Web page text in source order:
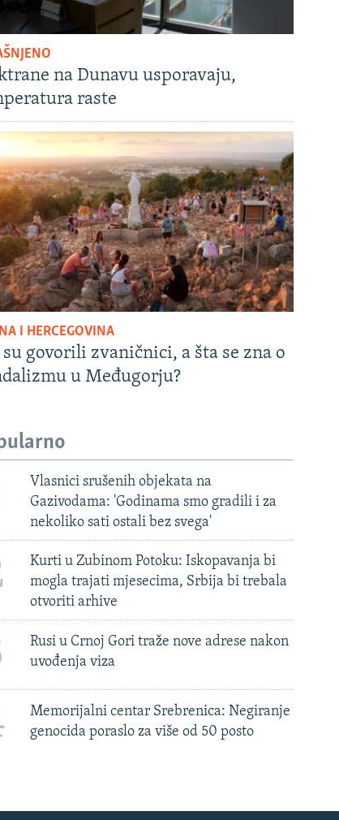
na Dunavu usporavaju,
raste
I HERCEGOVINA
su govorili zvaničnici, a šta se zna o
u Međugorju?
Vlasnici srušenih objekata na
Gazivodama: 'Godinama smo gradili i za
nekoliko sati ostali bez svega'
Kurti u Zubinom Potoku: Iskopavanja bi
mogla trajati mjesecima, Srbija bi trebala
otvoriti arhive
Rusi u Crnoj Gori traže nove adrese nakon
uvođenja viza
Memorijalni centar Srebrenica: Negiranje
genocida poraslo za više od 50 posto